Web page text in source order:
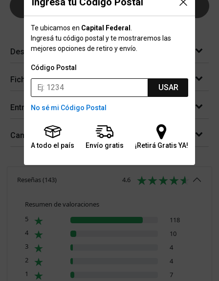
Te ubicamos en Capital Federal
Ingresá tu código postal y te mostraremos las
mejores opciones de retiro y envío.
Código Postal
USAR
No sé mi Código Postal
A todo el país Envío gratis ¡Retirá Gratis YA!
AGREGAR AL CARRITO
Descripción
Ficha técnica
Entregas
Cambios y devoluciones
Reseñas(143) 4.6
Resumen de valoraciones
5
118
4
10
3
4
2
4
1
7